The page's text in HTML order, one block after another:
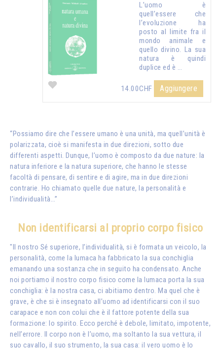
L’uomo è
quell’essere che
l’evoluzione ha
posto al limite fra il
mondo animale e
quello divino. La sua
natura è quindi
duplice ed è …
14.00CHF Aggiungere
“Possiamo dire che l’essere umano è una unità, ma quell’unità è
polarizzata, cioè si manifesta in due direzioni, sotto due
differenti aspetti. Dunque, l’uomo è composto da due nature: la
natura inferiore e la natura superiore, che hanno le stesse
facoltà di pensare, di sentire e di agire, ma in due direzioni
contrarie. Ho chiamato quelle due nature, la personalità e
l’individualità…”
Non identificarsi al proprio corpo fisico
"Il nostro Sé superiore, l’individualità, si è formata un veicolo, la
personalità, come la lumaca ha fabbricato la sua conchiglia
emanando una sostanza che in seguito ha condensato. Anche
noi portiamo il nostro corpo fisico come la lumaca porta la sua
conchiglia: è la nostra casa, ci abitiamo dentro. Ma quel che è
grave, è che si è insegnato all’uomo ad identificarsi con il suo
carapace e non con colui che è il fattore potente della sua
formazione: lo spirito. Ecco perché è debole, limitato, impotente,
nell’errore. Il corpo non è l’uomo, ma soltanto la sua vettura, il
suo cavallo, il suo strumento, la sua casa: il vero uomo è lo